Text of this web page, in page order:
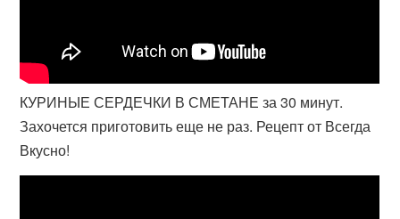
КУРИНЫЕ СЕРДЕЧКИ В СМЕТАНЕ за 30 минут.
Захочется приготовить еще не раз. Рецепт от Всегда
Вкусно!